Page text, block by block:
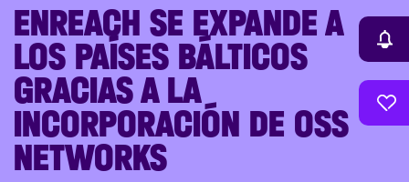
ENREACH SE EXPANDE A
LOS PAÍSES BÁLTICOS
GRACIAS A LA
INCORPORACIÓN DE OSS
NETWORKS